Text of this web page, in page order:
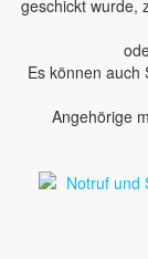
geschickt wurde,
Es können auch
Angehörige